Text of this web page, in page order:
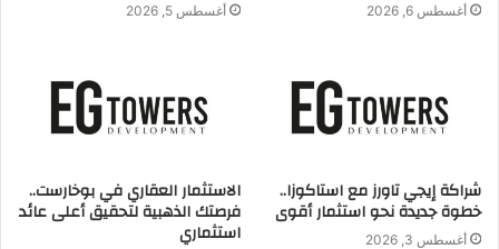
شركة HMD للتطوير العقاري
أغسطس 6, 2026 أغسطس 5, 2026
شراكة إيجي تاورز مع استاكوزا..
خطوة جديدة نحو استثمار أقوى
أغسطس 3, 2026
الاستثمار العقاري في بوخارست..
فرصتك الذهبية لتحقيق أعلى عائد
استثماري